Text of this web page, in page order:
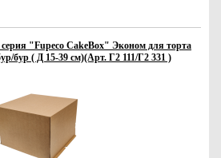
"Fupeco CakeBox" Эконом для торта
бур ( Д 15-39 см)(Арт. Г2 111/Г2 331 )